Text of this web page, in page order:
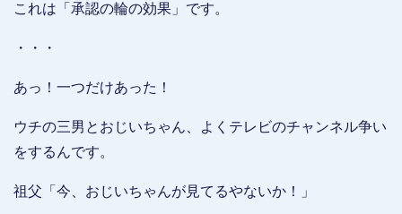
これは「承認の輪の効果」です。
・・・
あっ！一つだけあった！
ウチの三男とおじいちゃん、よくテレビのチャンネル争い
をするんです。
祖父「今、おじいちゃんが見てるやないか！」